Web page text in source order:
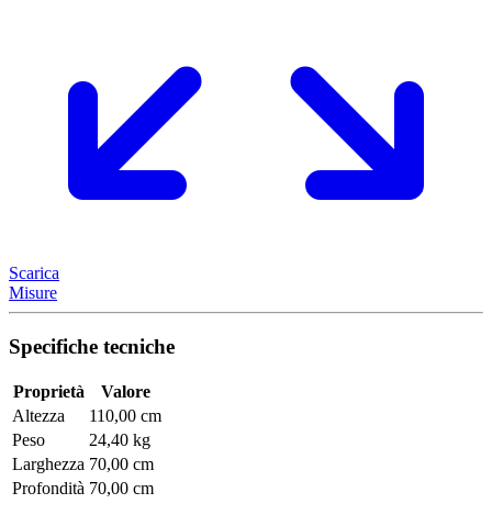
Scarica
Misure
Specifiche tecniche
Proprietà
Valore
Altezza
110,00 cm
Peso
24,40 kg
Larghezza 70,00 cm
Profondità 70,00 cm